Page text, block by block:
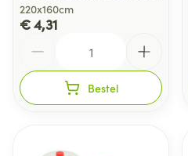
220x160cm
€ 4,31
Bestel